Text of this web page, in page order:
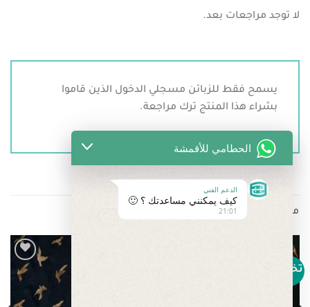
لا توجد مراجعات بعد.
يسمح فقط للزبائن مسجلي الدخول الذين قاموا
بشراء هذا المنتج ترك مراجعة.
منتجات ذات صلة
تخفيض!
Add to
wishlist
الحطامي للأقمشة
الدعم الفني
كيف يمكنني مساعدتك ؟ 🙂
21:01